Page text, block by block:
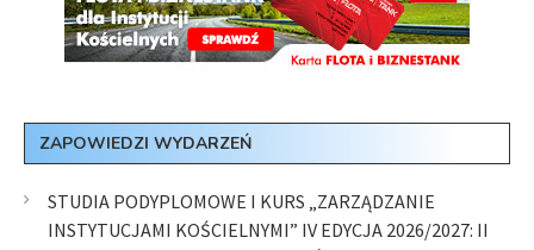
ZAPOWIEDZI WYDARZEŃ
STUDIA PODYPLOMOWE I KURS „ZARZĄDZANIE
INSTYTUCJAMI KOŚCIELNYMI” IV EDYCJA 2026/2027: II